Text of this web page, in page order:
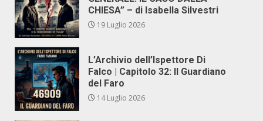
CHIESA” – di Isabella Silvestri
19 Luglio 2026
L’Archivio dell’Ispettore Di
Falco | Capitolo 32: Il Guardiano
del Faro
14 Luglio 2026